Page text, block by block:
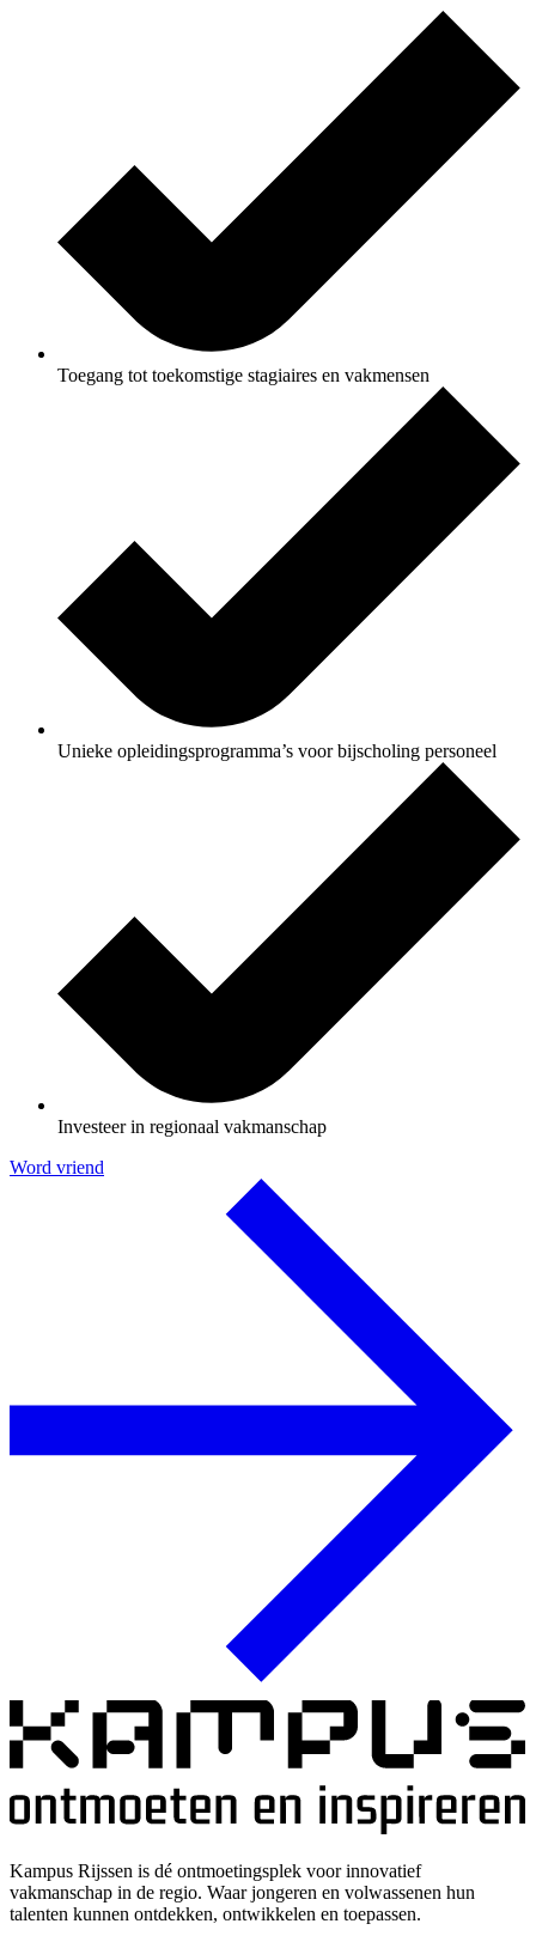
Toegang tot toekomstige stagiaires en vakmensen
Unieke opleidingsprogramma’s voor bijscholing personeel
Investeer in regionaal vakmanschap
Word vriend
Kampus Rijssen is dé ontmoetingsplek voor innovatief
vakmanschap in de regio. Waar jongeren en volwassenen hun
talenten kunnen ontdekken, ontwikkelen en toepassen.